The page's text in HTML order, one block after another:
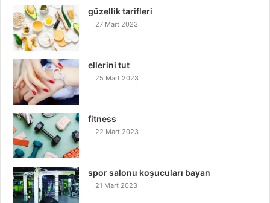
güzellik tarifleri
27 Mart 2023
ellerini tut
25 Mart 2023
fitness
22 Mart 2023
spor salonu koşucuları bayan
21 Mart 2023